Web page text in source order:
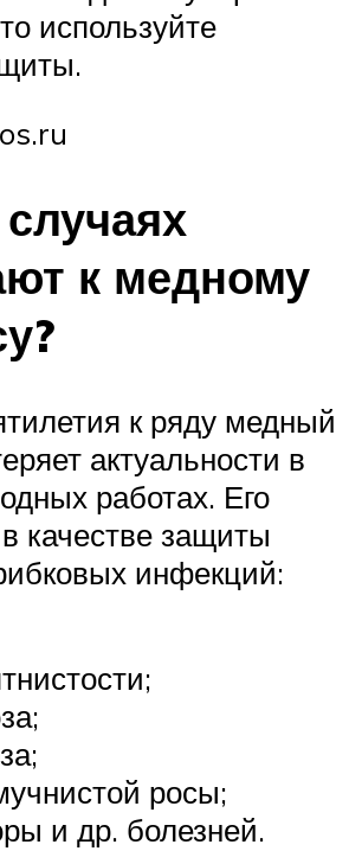
используйте
к медному
к ряду медный
актуальности в
работах. Его
качестве защиты
инфекций:
росы;
и др. болезней.